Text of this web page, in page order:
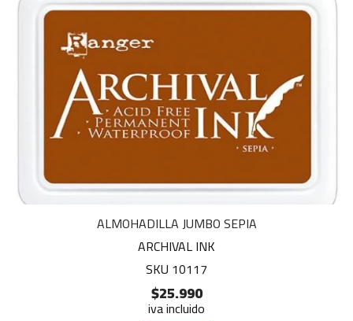
ALMOHADILLA JUMBO SEPIA
ARCHIVAL INK
SKU 10117
$25.990
iva incluido